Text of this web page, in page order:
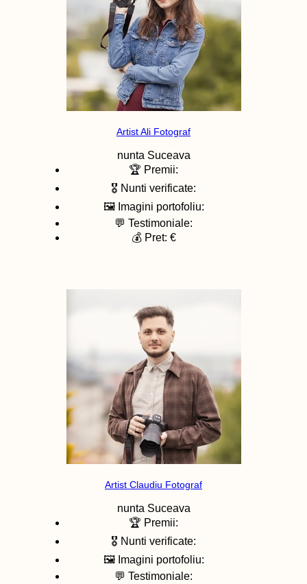
Artist Ali Fotograf
nunta Suceava
🏆 Premii:
🎖️ Nunti verificate:
🖼️ Imagini portofoliu:
💬 Testimoniale:
💰 Pret: €
Artist Claudiu Fotograf
nunta Suceava
🏆 Premii:
🎖️ Nunti verificate:
🖼️ Imagini portofoliu:
💬 Testimoniale: